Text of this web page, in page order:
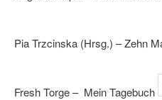
Pia Trzcinska (Hrsg.) – Zehn
Fresh Torge – Mein Tagebuch